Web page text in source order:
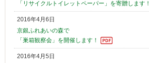
「リサイクルトイレットペーパー」を寄贈します！
2016年4月6日
京銀ふれあいの森で
「巣箱観察会」を開催します！
2016年4月5日